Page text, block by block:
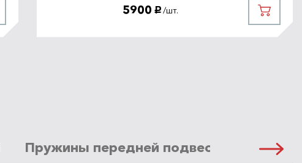
5900 руб. /шт.
Пружины передней подвески